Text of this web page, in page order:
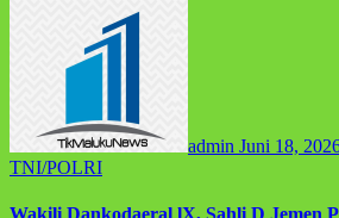
admin Juni 18,
TNI/POLRI